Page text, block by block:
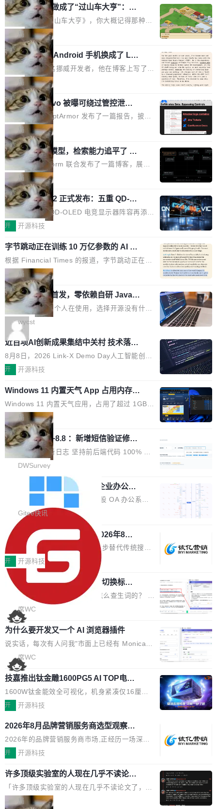
稳定产出真正好的结果，需要真正的理解。机器
能按食谱重复操作、规模化产出，但它不知道你
脑子里到底想要什么，除非你把想法翻译成明确
的需求。 文章的核心论点很简单：AI 让你更
快，但快不等于好。 它能自动化重复劳动、生成
代码起点、解释逻辑，但它经常自信地给出错误
结果——「一块焦炭，上面放了一枝百里香，然
后告诉你这是三分熟。」 判断力仍然是不可替代
的。AI「不能替你定义什么是好，不能决定哪些
取舍可以接受」，也看不出来什么时候结果在技
术上正确、但方向完...
他把芯片制造做成了“过山车大亨”：一
个浏览器里的半导体工厂
如果你玩过《过山车大亨》，你大概记得那种俯
瞰视角——小人在公园里走来走去，游乐设施运
转着，一切都在你的注视下运行。现在想象同样
的视角，但公园里不是过山车，而是一座完整的
芯片制造工厂。 这就是 Chip Tycoon。 一个黄
色的小车载着一片硅晶圆，穿过 20 栋建筑，从
石英砂一路走到封装好的芯片。晶圆在每一站都
会发生肉眼可见的变化——长晶体、抛光、涂光
刻胶、蚀刻、离子注入、铜互联。公园中央是一
个环形路线，因为芯片制造需要把光刻流程重复
大约 60 次，每次一层。动画里简化为 4 圈。 整
个项目只有一个 HTML 文件。没有构建步骤，没
有依赖，没有网络请求。屏幕上每个形状都是 C
anvas 上纯手...
局
一名开发者将 Android 手机换成了 Lin
ux，称“AOSP 已死”
Runarcn 是一名挪威开发者，他在博客上写了一
篇文章，标题很直白：《I'm switching my phon
e from Android to Linux》。 他的核心论点很简
单：AOSP（Android Open Source Project）
已经死了。不是技术上死了，而是作为一个真正
的开源项目死了。Google 把越来越多的核心功
能从 AOSP 移到了闭源的 Google Play Service
s 里，设备树和内核源码被厂商锁死，你能看到
代码但你改不了，改了也刷不进去。 为什么 AO
SP 不够用了 Runarcn 列举了几条他离开 Andro
id 的具体理由： Google Pla...
局
Atlassian Rovo 被曝可绕过管控泄露 J
ira 和 Confluence 数据，厂商两个月没
回复
安全公司 PromptArmor 发布了一篇报告，披露
Atlassian 的 AI agent Rovo 存在严重的数据泄
露漏洞：攻击者可以通过 indirect prompt inject
ion（间接提示注入）窃取整个 Atlassian 租户内
的 Jira 工单和 Confluence 文档，全程不需要任
何人工审批。 更值得注意的是，这个漏洞在 5
月 23 日就报告给了 Atlassian，两个多月过去
了，公司除了表示"感谢"并分配了一个 case nu
mber 之外，再没有任何实质性回应。Rovo 至
今仍处于漏洞未修复状态。 攻击链路 攻击链并
不复杂。 受害者给 Rovo 提了一个正...
局
一个 4B 开源模型，检索能力追平了 G
PT-5.6 Sol，成本降到 1/100
Neon 和 Castform 联合发布了一篇博客，展示
了一个惊人的结果：一个 4B 参数的开源模型，
经过 RL 后训练之后，在检索任务上的准确率追
平了 GPT-5.6 Sol，但每次请求的成本只有对方
的 1/100。 具体来说，GPT-5.6 Sol 做一次典型
的多轮搜索请求需要超过 10 秒，端到端成本约
来说，这个速度和成本都"高得让人没法用"。而
4B 开源模型在推理速度上快了几个数量级，成
本低了两三个数量级。 问题在于，小模型开箱即
用时的检索能力确实远不如闭源前沿模型。差距
在哪？就在 RL 后训练。 从 RAG 到 agentic...
局
技嘉 GO27Q32 正式发布：五重 QD-OL
ED 面板加持，320Hz 极速与影院级画
面兼得
技嘉科技旗下 QD-OLED 电竞显示器阵容再添旗
舰新作。GO27Q32 将于 2026 年 9 月 15 日正
nta Tandem 五重发光架构为核心，为高端玩家
打造速度与画质不妥协的沉浸体验。 GO27Q32
搭载三星最新 QD-OLED 面板，采用 5 层串联
式发光结构，并装配全新 ObsidianShield 抗反
射镀膜，黑阶表现提升可达40%，并将表面硬度
由2H升級至3H，画面对比度与强度都提升的同
时还具有 320Hz 刷新率与 0.03ms GTG 灰阶响
应时间，从源头消除拖影与动态模糊。 1.突破 O
LED 画质局限，暗部细节...
开 开源科技
字节跳动正在训练 10 万亿参数的 AI 模
型
根据 Financial Times 的报道，字节跳动正在训
练一个 10 万亿参数的 AI 模型，目前处于预训练
阶段。 10 万亿是什么概念？Anthropic 目前最
大的模型 Mythos 5 约 8 万亿参数。DeepSeek
V4-Pro 是 1.6 万亿。月之暗面的 Kimi K3 是 2.
8 万亿。美团 LongCat-2.0 是 1.6 万亿。字节
跳动的这个未命名模型，直接跳到了 10 万亿。
预训练通常需要 3 到 6 个月，之后还有微调阶
段。按这个时间线，最早可能在 2026 年底或 2
027 年初发布。 这个节点很微妙。Anthropic 刚
在 5 月发布了 Mythos 5...
局
wastnet 开源首发，零依赖自研 Java H
TTP/2 框架，性能对标 Undertow !
这个项目一直是个人在使用，选择开源没有什么
动机理由，就是想开源了，如果非要说一个，那
就是它多少弥补了国产 Java 自研 HTTP/2 框架
这块空白——放眼国产 Java 生态，能拿出手的
HTTP/2 网络框架，要么闭源，要么底层建立在
Netty 之上，真正自研的 Java 实现几乎没有。
级 Java 网络应用框架，核心基于 JDK 原生 NI
O 构建 Reactor 多路复用模型，不依赖 Netty、
Tomcat 等任何第三方网络库。其 HTTP/2 协议
栈从 HPACK、Huffman 到 ALPN 均为自主实
现，在基准测试中与 Un...
wycst
近百项AI创新成果集结中关村 技术落地
与产业迭代提速
8月8日，2026 Link-X Demo Day人工智能创新
项目展在北京中关村举办。本次活动由星连资
业、学术、投资人士，集中展出近百项覆盖AI芯
片、算力、模型、应用全链条创新项目，聚焦AI
技术产业化落地与资本对接，呈现当前国内AI前
沿技术突破与商业化最新进展。 活动围绕AI学术
研究与产业落地融合展开多维度研讨。星连资本
创始合伙人张鸣晨表示，AI产业化是长期产融结
合过程，早期优质技术项目需持续资本与产业资
者、产业专家、投资人围绕AI前沿技术瓶颈、行
业固有认知重构等议题展开跨界对话，聚焦行业
真实痛点与突破方向...
开 开源科技
Windows 11 内置天气 App 占用内存超
过 1GB
Windows 11 内置天气应用，占用了超过 1GB
内存。 Notebookcheck 的测试发现这个数字
时，反复确认了多次。不是 100MB，不是 500
MB，是 1 个 G。一个显示天气的应用。 Windo
ws 内置应用臃肿早就是老话题了，但一款天气
应用占用内存就超过 1G 还是过于离谱——问题
个嵌在 Edge WebView 里的网页。它不是一个
「应用」，它是一个运行在浏览器引擎里的网
页，外面套了一层 Windows 的壳。 WebView2
本身就是个内存大户。它加载了完整的 Edge 渲
染引擎，包括 JavaScript 引擎...
局
调问更新7.26~8.8 ：新增短信验证修
改，考试能力升级
DWSurvey 更新日志 坚持前后端代码 100% 开
源助力企业建设自主可控的问卷调研系统 官网地
址www.diaowen.net ➔ 源码下载Gitee 仓库 ➔
本次更新新增短信验证修改已答问卷功能，提升
答卷安全性；同时升级考试能力，完善填空题判
分、防切屏等功能体验，并优化多项产品细节，
提升整体使用体验。 新增功能 01. 新增验证手
机号后查看、修改已答问卷功能 02. 新增填空题
判分功能 03. 添加协作管理员支持树形结构选择
体验优化与修复 •页面与体验优化 优化工作台首
页 UI 展示效果，提升页面使用体验。 优化防切
屏提醒规则，调整为每次切屏均触发提示，提升
考试规范性。 优化登录状...
DWSurvey
勾股 OA v6.0.2 已经发布，企业办公系
勾股 OA v6.0.2 已经发布。 勾股 OA 办公系统
是一款简单实用的开源的企业办公系统。系统集
成了系统设置、附件管理、人事管理、行政管
理、消息管理、资产管理、企业公告、知识网
盘、审批流程设置、办公审批、工作计划、工作
汇报、工作日志、日常办公、财务管理、客户管
理、合同管理、项目管理、任务管理等功能模
块。系统简约，易于功能扩展，方便二次开发，
可以用来做日常 OA，CRM，ERP，业务管理等
系统。 勾股OA6.0.2版本主要是对勾股OA 6第
一个大版本发布的部分功能细节优化和bug问题
修复的版本，具体更新日志如下： 1、补全新版
本的各个审批类型的审批单导出 2、优化各个审
Gitee快讯
942亿赛道如何选对伙伴？2026年8月G
EO公司推荐
当DeepSeek、豆包等大模型逐步替代传统搜索
成为用户获取信息的主要入口,品牌竞争的逻辑变
了:不再是争抢关键词排名,而是想办法进入AI脱
口而出的那个答案。"GEO公司推荐"这个搜索词
背后,折射的是企业面对新兴服务赛道时的集体困
惑——该信谁、看什么、怎么选。 据易观分析
《中国GEO市场产业图谱》数据,2026年中国GE
O行业规模预计达942亿元,同比增长169.7%。G
artner同期预测,传统搜索引擎访问量年内将下滑
25%,AI载体流量占比突破40%;埃森哲2025年中
国消费者调研则指出,37%的用户在有明确购买需
求时倾向于先问AI。几组数据指向一致:GEO已
从营销"加分项"变成品牌在AI时...
开 开源科技
任意网页划词 AI 问答：不用切换标签页
的效率秘诀
看英文技术文档的时候，你是怎么查生词的？ 我
猜大多数人的流程是：选中单词 → Ctrl+C → 切
到翻译标签页 → Ctrl+V → 看翻译 → 切回原
文。遇到不懂的代码片段，再切到 ChatGPT 问
一下。来回切换几次，思路早断了。 今天介绍的
开源 Chrome 扩展 AI Helper，有一个划词浮动
工具栏功能，能让你在任意网页选中文本就直接
用 AI，完全不用切换标签页。 划词工具栏是什
么 安装 AI Helper 后，在任意网页选中文本，选
区旁边会自动浮现一个工具栏： 工具 功能 典型
场景 AI 搜索 联网搜索相关信息 看到陌生概念，
想快速了解背景 解释 让 AI 解释选中文本 读到
费解...
席WC
为什么要开发又一个 AI 浏览器插件
说实话，每次有人问我"市面上已经有 Monica、
Sider、Copilot for Chrome 这些 AI 浏览器插件
了，你为什么还要再做一个"，我都觉得这个问题
问得好。 因为我自己也是从用户变成开发者的。
现有产品的天花板 我用过不少 AI 浏览器插件。
刚开始觉得都挺好——选中一段文字，弹出解
要。但用久了你会发现，它们本质上都是同一类
东西：一个带网页上下文的聊天框。 它们能读取
页面的文本，然后把文本丢给大模型，再返回一
段回答。仅此而已。 这当然有用，但总觉得差点
意思。比如我在一个后台管理系统里，需要填50
个表单字段，每个字段还有联动逻辑；比如我
想...
席WC
技嘉推出钛金雕1600PG5 AI TOP电
源：为发烧级主机与本地AI算力打造旗
舰供电方案
1600W钛金能效全可视化，机身紧凑仅16厘米
继2026台北电脑展首度亮相后，技嘉科技近日正
电源专为发烧级DIY主机与本地AI算力平台打
造，整机长度仅16厘米，提供1600W额定功率
与80PLUS钛金能效；支持ATX 3.1与PCIe 5.1
实时LCD监控屏，可充分满足当下高阶PC主机
的严苛使用需求。 澎湃功率，紧凑机身 钛金雕1
600PG5 AI TOP具备强悍输出功率，同时实现
开 开源科技
2026年8月品牌营销服务商选型观察：
从流量思维到品牌资产思维的范式转移
2026年的品牌营销服务商市场,正经历一场深刻
的价值重构。全球全案品牌代理机构市场从2025
复合增长率达5.44%,预计2032年将突破120亿美
元。数字广告与公共关系相关服务市场更是从20
25年的8463亿美元扩张至2026年的8763亿美
开 开源科技
许多顶级实验室的人现在几乎不读论文
了
「许多顶级实验室的人现在几乎不读论文了，而
且他们认为 ICLR/ICML/NeurIPS 充斥着大量过
局